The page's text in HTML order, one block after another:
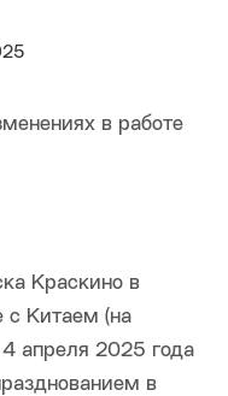
в работе
Краскино в
с Китаем (на
4 апреля 2025 года
в